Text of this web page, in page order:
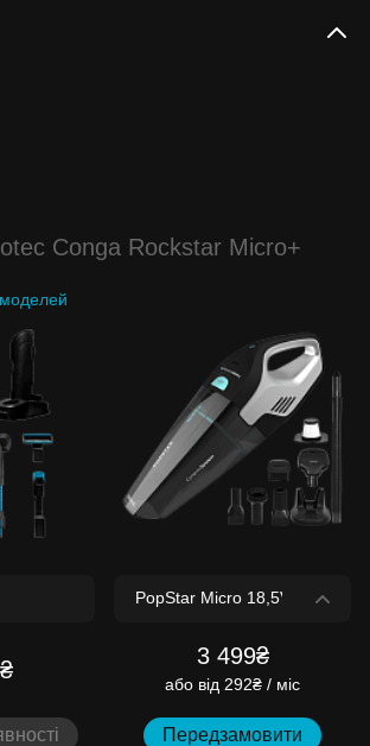
Conga Rockstar Micro+
3 499₴
або від 292₴ / міс
Передзамовити